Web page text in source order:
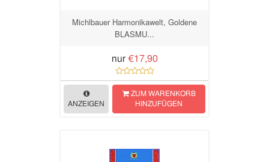
Michlbauer Harmonikawelt, Goldene
BLASMU...
nur €17,90
ANZEIGEN
ZUM WARENKORB
HINZUFÜGEN